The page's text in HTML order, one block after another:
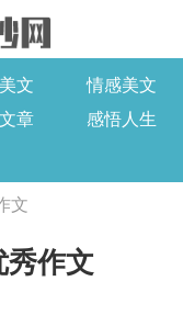
文
情感美文
章
感悟人生
文
秀作文